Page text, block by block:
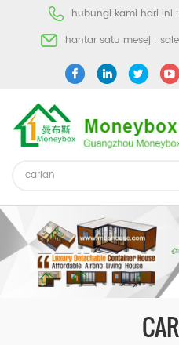
hubungi kami hari ini :
hantar satu mesej :